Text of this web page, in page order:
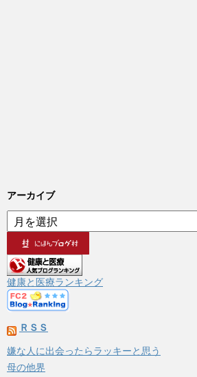
アーカイブ
ア
ー
イ
ブ
健康と医療ランキング
ＲＳＳ
嫌な人に出会ったらラッキーと思う
母の他界